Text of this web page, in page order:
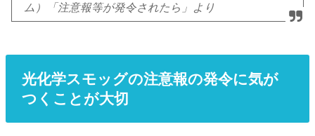
ム）「注意報等が発令されたら」より
光化学スモッグの注意報の発令に気が
つくことが大切